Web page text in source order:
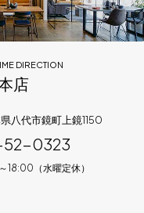
DIRECTION
店
八代市鏡町上鏡1150
0323
18:00（水曜定休）